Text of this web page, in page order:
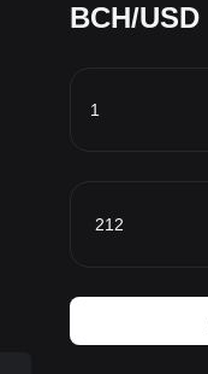
BCH/USD